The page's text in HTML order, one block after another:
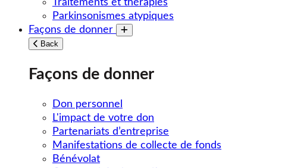
Traitements et thérapies
Parkinsonismes atypiques
Façons de donner
Toggle submenu
Back
Façons de donner
Don personnel
L'impact de votre don
Partenariats d’entreprise
Manifestations de collecte de fonds
Bénévolat